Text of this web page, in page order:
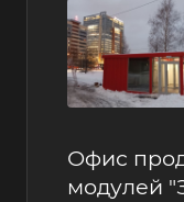
Офис
модулей